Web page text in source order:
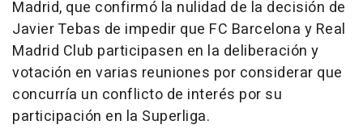
Madrid, que confirmó la nulidad de la decisión de
Javier Tebas de impedir que FC Barcelona y Real
Madrid Club participasen en la deliberación y
votación en varias reuniones por considerar que
concurría un conflicto de interés por su
participación en la Superliga.